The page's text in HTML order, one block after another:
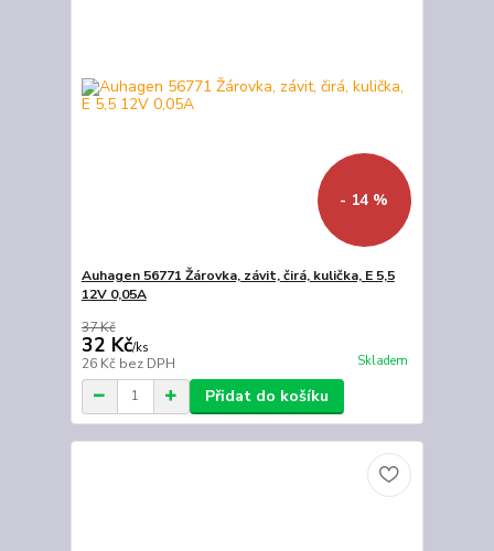
- 14 %
Auhagen 56771 Žárovka, závit, čirá, kulička, E 5,5
12V 0,05A
37 Kč
32 Kč/ks
26 Kč bez DPH Skladem
Přidat do košíku